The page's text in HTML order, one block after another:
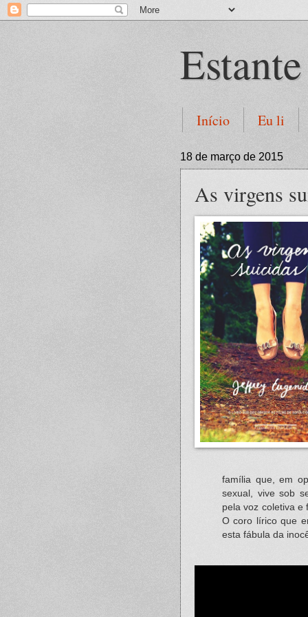
Início Eu li
18 de março de 2015
As virgens
família que, em
sexual, vive sob
pela voz coletiva e
O coro lírico que
esta fábula da